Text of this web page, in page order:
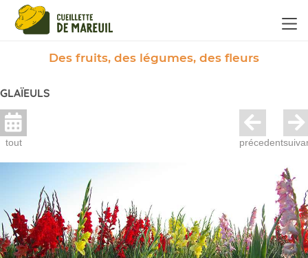
Des fruits, des légumes, des fleurs
GLAÏEULS
tout précedent
Panneau de gestion des cookies